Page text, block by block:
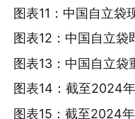
图表11：中国自立袋
图表12：中国自立袋
图表13：中国自立袋
图表14：截至2024
图表15：截至2024